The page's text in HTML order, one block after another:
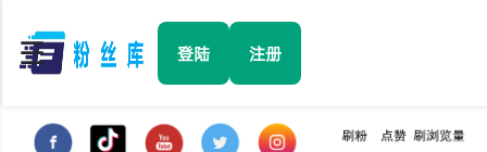
☰ 登陆 注册